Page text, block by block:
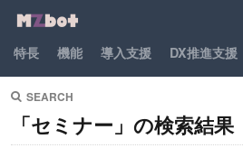
特長 機能 導入支援 DX推進支援
SEARCH
「セミナー」の検索結果